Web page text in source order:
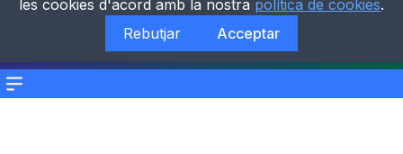
Menu
les cookies d'acord amb la nostra política de cookies.
Rebutjar
Acceptar